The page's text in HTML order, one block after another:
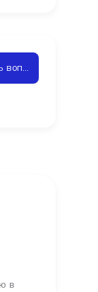
Задать вопрос
в